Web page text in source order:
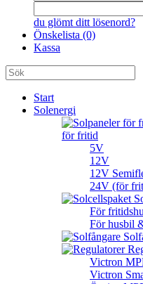
du glömt ditt lösenord?
Önskelista (0)
Kassa
Start
Solenergi
för fritid
5V
12V
12V
24V (för
För
För husbil
Victron
Victron